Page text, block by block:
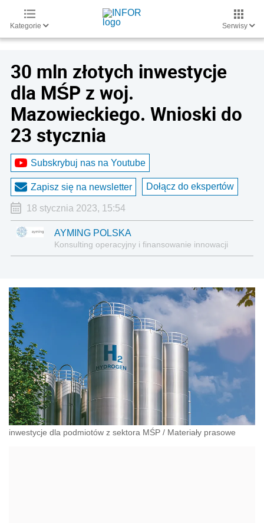
Kategorie Serwisy
30 mln złotych inwestycje
dla MŚP z woj.
Mazowieckiego. Wnioski do
23 stycznia
Subskrybuj nas na Youtube
Zapisz się na newsletter Dołącz do ekspertów
18 stycznia 2023, 15:54
AYMING POLSKA
Konsulting operacyjny i finansowanie innowacji
inwestycje dla podmiotów z sektora MŚP / Materiały prasowe